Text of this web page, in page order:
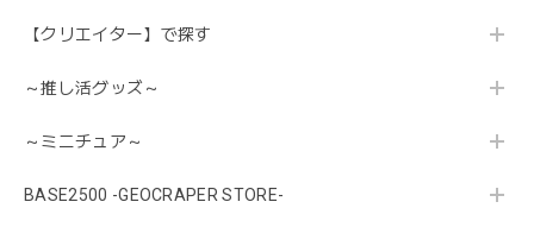
【クリエイター】で探す
～推し活グッズ～
～ミニチュア～
BASE2500 -GEOCRAPER STORE-